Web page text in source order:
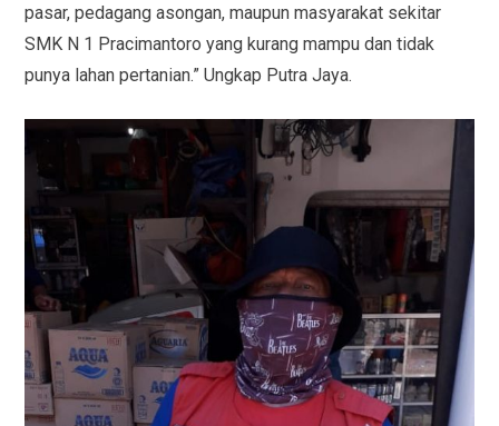
pasar, pedagang asongan, maupun masyarakat sekitar
SMK N 1 Pracimantoro yang kurang mampu dan tidak
punya lahan pertanian.” Ungkap Putra Jaya.